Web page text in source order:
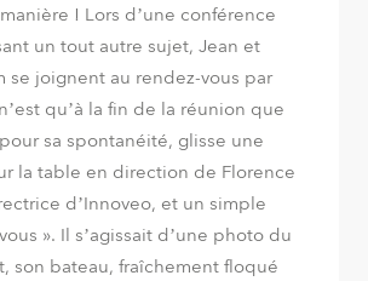
! Lors d’une conférence
un tout autre sujet, Jean et
se joignent au rendez-vous par
qu’à la fin de la réunion que
sa spontanéité, glisse une
la table en direction de Florence
d’Innoveo, et un simple
». Il s’agissait d’une photo du
son bateau, fraîchement floqué